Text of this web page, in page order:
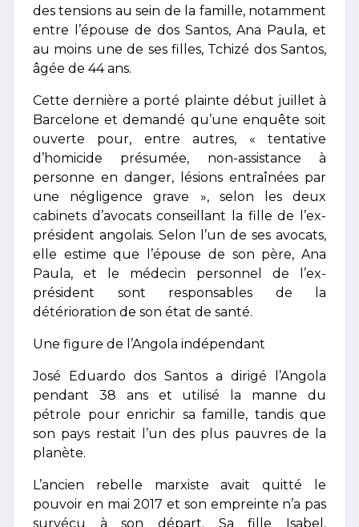
des tensions au sein de la famille, notamment
entre l’épouse de dos Santos, Ana Paula, et
au moins une de ses filles, Tchizé dos Santos,
âgée de 44 ans.
Cette dernière a porté plainte début juillet à
Barcelone et demandé qu’une enquête soit
ouverte pour, entre autres, « tentative
d’homicide présumée, non-assistance à
personne en danger, lésions entraînées par
une négligence grave », selon les deux
cabinets d’avocats conseillant la fille de l’ex-
président angolais. Selon l’un de ses avocats,
elle estime que l’épouse de son père, Ana
Paula, et le médecin personnel de l’ex-
président sont responsables de la
détérioration de son état de santé.
Une figure de l’Angola indépendant
José Eduardo dos Santos a dirigé l’Angola
pendant 38 ans et utilisé la manne du
pétrole pour enrichir sa famille, tandis que
son pays restait l’un des plus pauvres de la
planète.
L’ancien rebelle marxiste avait quitté le
pouvoir en mai 2017 et son empreinte n’a pas
survécu à son départ. Sa fille Isabel,